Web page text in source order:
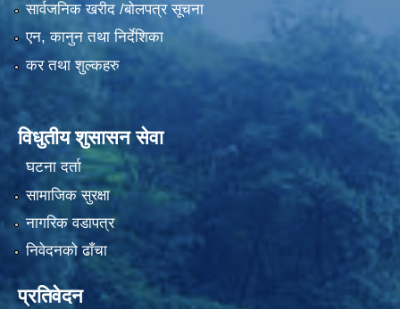
सार्वजनिक खरीद /बोलपत्र सूचना
एन, कानुन तथा निर्देशिका
कर तथा शुल्कहरु
विधुतीय शुसासन सेवा
घटना दर्ता
सामाजिक सुरक्षा
नागरिक वडापत्र
निवेदनको ढाँचा
प्रतिवेदन